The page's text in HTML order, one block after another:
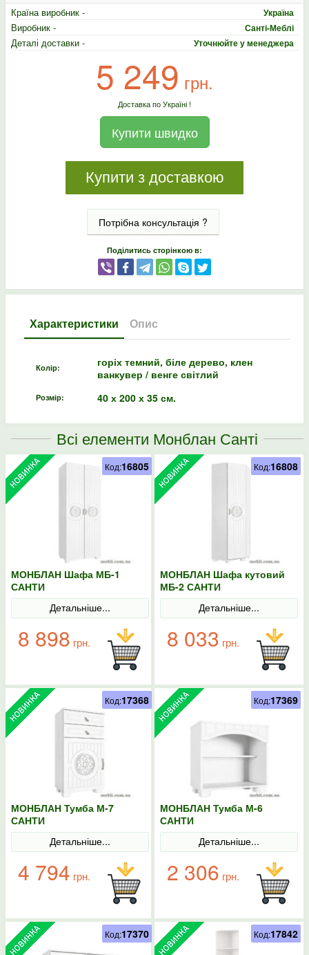
Країна виробник - Україна
Виробник - Санті-Меблі
Деталі доставки - Уточнюйте у менеджера
5 249 грн.
Доставка по Україні !
Купити швидко
Купити з доставкою
Потрібна консультація ?
Поділитись сторінкою в:
Характеристики Опис
Колір:
горіх темний, біле дерево, клен
ванкувер / венге світлий
Розмір: 40 х 200 х 35 см.
Всі елементи Монблан Санті
МОНБЛАН Шафа МБ-1
САНТИ
Детальніше...
8 898 грн.
Код:16805
МОНБЛАН Шафа кутовий
МБ-2 САНТИ
Детальніше...
8 033 грн.
Код:16808
МОНБЛАН Тумба М-7
САНТИ
Детальніше...
4 794 грн.
Код:17368
МОНБЛАН Тумба М-6
САНТИ
Детальніше...
2 306 грн.
Код:17369
Код:17370 Код:17842